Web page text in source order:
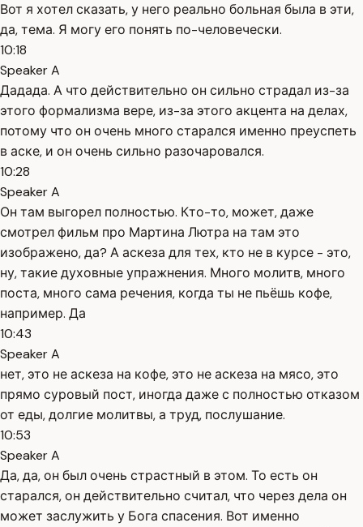
Вот я хотел сказать, у него реально больная была в эти,
да, тема. Я могу его понять по-человечески.
10:18
Speaker A
Дадада. А что действительно он сильно страдал из-за
этого формализма вере, из-за этого акцента на делах,
потому что он очень много старался именно преуспеть
в аске, и он очень сильно разочаровался.
10:28
Speaker A
Он там выгорел полностью. Кто-то, может, даже
смотрел фильм про Мартина Лютра на там это
изображено, да? А аскеза для тех, кто не в курсе - это,
ну, такие духовные упражнения. Много молитв, много
поста, много сама речения, когда ты не пьёшь кофе,
например. Да
10:43
Speaker A
нет, это не аскеза на кофе, это не аскеза на мясо, это
прямо суровый пост, иногда даже с полностью отказом
от еды, долгие молитвы, а труд, послушание.
10:53
Speaker A
Да, да, он был очень страстный в этом. То есть он
старался, он действительно считал, что через дела он
может заслужить у Бога спасения. Вот именно